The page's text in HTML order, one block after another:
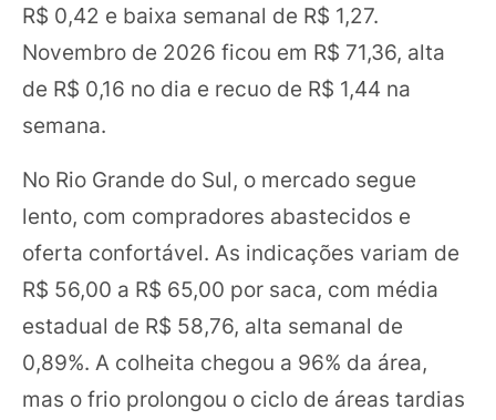
R$ 0,42 e baixa semanal de R$ 1,27.
Novembro de 2026 ficou em R$ 71,36, alta
de R$ 0,16 no dia e recuo de R$ 1,44 na
semana.
No Rio Grande do Sul, o mercado segue
lento, com compradores abastecidos e
oferta confortável. As indicações variam de
R$ 56,00 a R$ 65,00 por saca, com média
estadual de R$ 58,76, alta semanal de
0,89%. A colheita chegou a 96% da área,
mas o frio prolongou o ciclo de áreas tardias